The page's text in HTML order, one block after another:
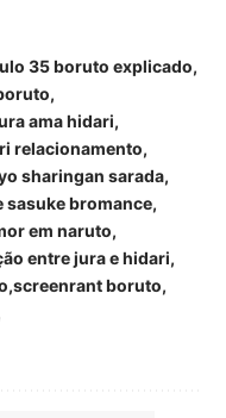
35 boruto explicado
ama hidari
relacionamento
sharingan sarada
sasuke bromance
em naruto
entre jura e hidari
screenrant boruto